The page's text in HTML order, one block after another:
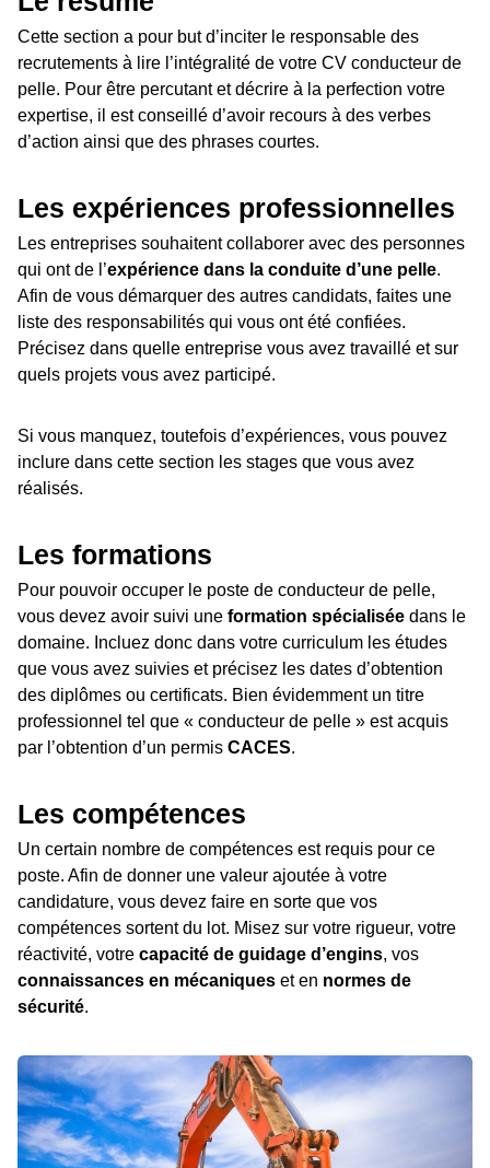
Cette section a pour but d’inciter le responsable des
recrutements à lire l’intégralité de votre CV conducteur de
pelle. Pour être percutant et décrire à la perfection votre
expertise, il est conseillé d’avoir recours à des verbes
d’action ainsi que des phrases courtes.
Les expériences professionnelles
Les entreprises souhaitent collaborer avec des personnes
qui ont de l’expérience dans la conduite d’une pelle.
Afin de vous démarquer des autres candidats, faites une
liste des responsabilités qui vous ont été confiées.
Précisez dans quelle entreprise vous avez travaillé et sur
quels projets vous avez participé.
Si vous manquez, toutefois d’expériences, vous pouvez
inclure dans cette section les stages que vous avez
réalisés.
Les formations
Pour pouvoir occuper le poste de conducteur de pelle,
vous devez avoir suivi une formation spécialisée dans le
domaine. Incluez donc dans votre curriculum les études
que vous avez suivies et précisez les dates d’obtention
des diplômes ou certificats. Bien évidemment un titre
professionnel tel que « conducteur de pelle » est acquis
par l’obtention d’un permis CACES.
Les compétences
Un certain nombre de compétences est requis pour ce
poste. Afin de donner une valeur ajoutée à votre
candidature, vous devez faire en sorte que vos
compétences sortent du lot. Misez sur votre rigueur, votre
réactivité, votre capacité de guidage d’engins, vos
connaissances en mécaniques et en normes de
sécurité.